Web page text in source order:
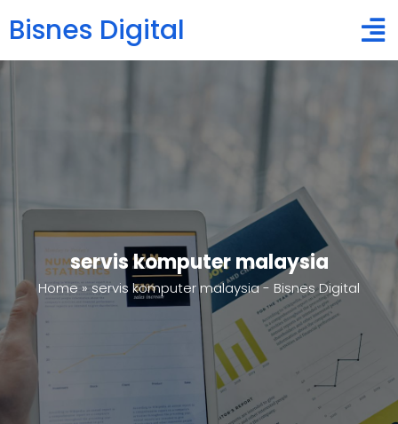
Bisnes Digital
servis komputer malaysia
Home » servis komputer malaysia - Bisnes Digital